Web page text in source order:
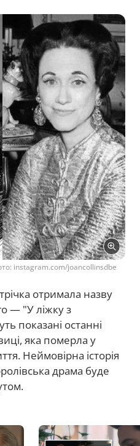
instagram.com/joancollinsdbe
отримала назву
— "У ліжку з
показані останні
яка померла у
Неймовірна історія
драма буде